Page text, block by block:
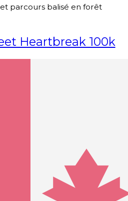
parcours balisé en forêt
Heartbreak 100k